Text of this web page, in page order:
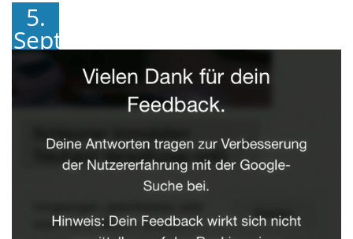
5.
September
2018